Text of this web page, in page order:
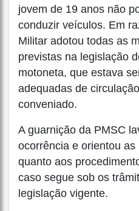
jovem de 19 anos não
conduzir veículos. Em
Militar adotou todas as
previstas na legislação
motoneta, que estava
adequadas de
conveniado.
A guarnição da PMSC
ocorrência e orientou
quanto aos
caso segue sob os
legislação vigente.